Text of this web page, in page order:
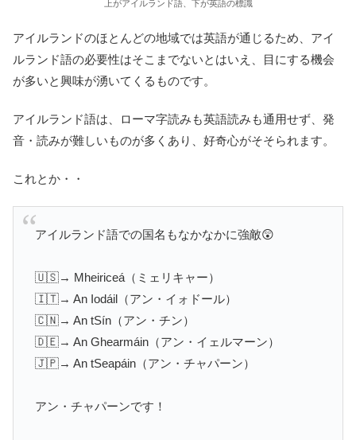
上がアイルランド語、下が英語の標識
アイルランドのほとんどの地域では英語が通じるため、アイ
ルランド語の必要性はそこまでないとはいえ、目にする機会
が多いと興味が湧いてくるものです。
アイルランド語は、ローマ字読みも英語読みも通用せず、発
音・読みが難しいものが多くあり、好奇心がそそられます。
これとか・・
アイルランド語での国名もなかなかに強敵😲
🇺🇸→ Mheiriceá（ミェリキャー）
🇮🇹→ An Iodáil（アン・イォドール）
🇨🇳→ An tSín（アン・チン）
🇩🇪→ An Ghearmáin（アン・イェルマーン）
🇯🇵→ An tSeapáin（アン・チャパーン）
アン・チャパーンです！